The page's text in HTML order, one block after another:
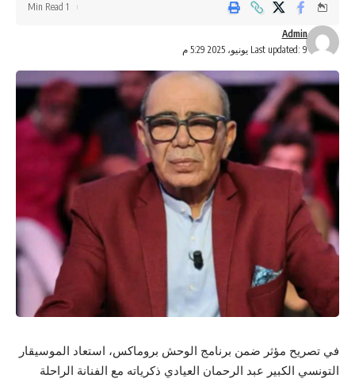
Last updated: 9 يونيو، 2025 5:29 م
Admin
1 Min Read
في تصريح مؤثر ضمن برنامج الوحش بروماكس، استعاد الموسيقار
التونسي الكبير عبد الرحمان العيادي ذكرياته مع الفنانة الراحلة